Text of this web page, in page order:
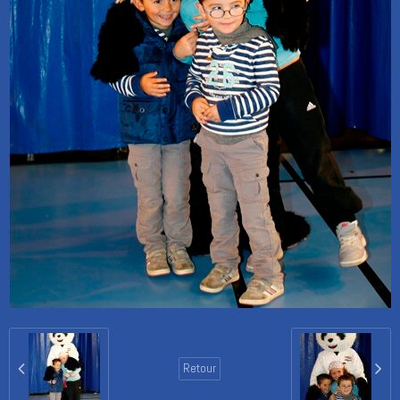
Retour